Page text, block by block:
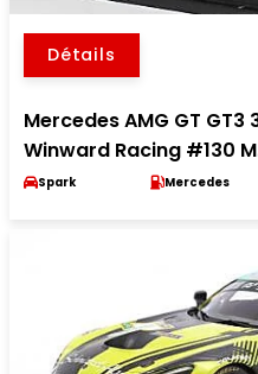
Détails
Mercedes AMG GT GT3
Winward Racing #130
Spark Mercedes